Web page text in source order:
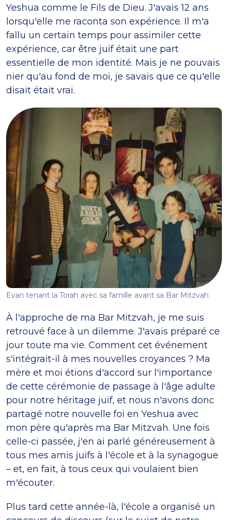
Yeshua comme le Fils de Dieu. J'avais 12 ans
lorsqu'elle me raconta son expérience. Il m'a
fallu un certain temps pour assimiler cette
expérience, car être juif était une part
essentielle de mon identité. Mais je ne pouvais
nier qu'au fond de moi, je savais que ce qu'elle
disait était vrai.
Evan tenant la Torah avec sa famille avant sa Bar Mitzvah
À l'approche de ma Bar Mitzvah, je me suis
retrouvé face à un dilemme. J'avais préparé ce
jour toute ma vie. Comment cet événement
s'intégrait-il à mes nouvelles croyances ? Ma
mère et moi étions d'accord sur l'importance
de cette cérémonie de passage à l'âge adulte
pour notre héritage juif, et nous n'avons donc
partagé notre nouvelle foi en Yeshua avec
mon père qu'après ma Bar Mitzvah. Une fois
celle-ci passée, j'en ai parlé généreusement à
tous mes amis juifs à l'école et à la synagogue
– et, en fait, à tous ceux qui voulaient bien
m'écouter.
Plus tard cette année-là, l'école a organisé un